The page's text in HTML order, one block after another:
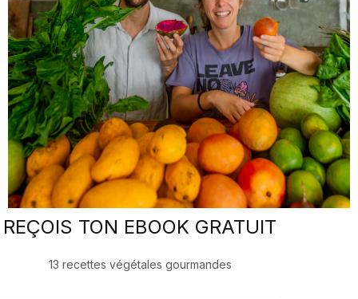
REÇOIS TON EBOOK GRATUIT
13 recettes végétales gourmandes